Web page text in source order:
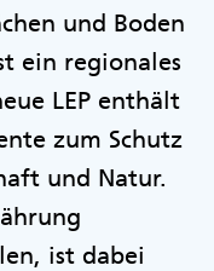
und Boden
ein regionales
LEP enthält
zum Schutz
und Natur.
ist dabei